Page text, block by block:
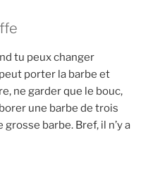
tu peux changer
porter la barbe et
ne garder que le bouc,
une barbe de trois
barbe. Bref, il n’y a